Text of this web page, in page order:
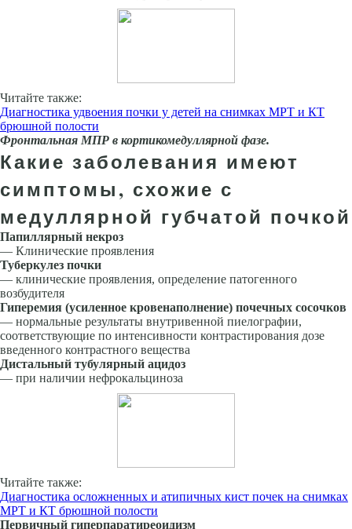
Читайте также:
Диагностика удвоения почки у детей на снимках МРТ и КТ
брюшной полости
Фронтальная МПР в кортикомедуллярной фазе.
Какие заболевания имеют
симптомы, схожие с
медуллярной губчатой почкой
Папиллярный некроз
— Клинические проявления
Туберкулез почки
— клинические проявления, определение патогенного
возбудителя
Гиперемия (усиленное кровенаполнение) почечных сосочков
— нормальные результаты внутривенной пиелографии,
соответствующие по интенсивности контрастирования дозе
введенного контрастного вещества
Дистальный тубулярный ацидоз
— при наличии нефрокальциноза
Читайте также:
Диагностика осложненных и атипичных кист почек на снимках
МРТ и КТ брюшной полости
Первичный гиперпаратиреоидизм